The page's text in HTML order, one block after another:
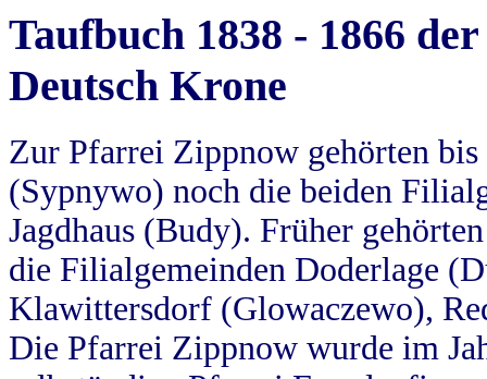
Taufbuch 1838 - 1866
Deutsch Krone
Zur Pfarrei Zippnow gehörten
(Sypnywo) noch die beiden
Jagdhaus (Budy). Früher
die Filialgemeinden Doderlage
Klawittersdorf (Glowaczewo),
Die Pfarrei Zippnow wurde im